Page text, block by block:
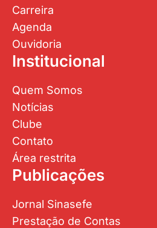
Carreira
Agenda
Ouvidoria
Institucional
Quem Somos
Notícias
Clube
Contato
Área restrita
Publicações
Jornal Sinasefe
Prestação de Contas